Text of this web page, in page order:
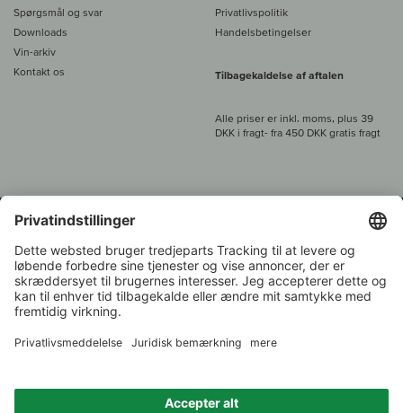
Spørgsmål og svar
Downloads
Vin-arkiv
Kontakt os
Privatlivspolitik
Handelsbetingelser
Tilbagekaldelse af aftalen
Alle priser er inkl. moms, plus 39
DKK i fragt- fra 450 DKK gratis fragt
Kundeservice:
+49 421 696 797-0
1.000 vinavlere –
Over 7.000 vine
Vinhandler